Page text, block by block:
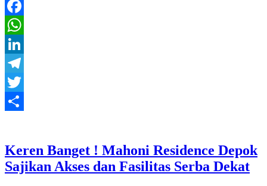
Facebook
WhatsApp
LinkedIn
Telegram
Twitter
Keren Banget ! Mahoni Residence Depok
Sajikan Akses dan Fasilitas Serba Dekat